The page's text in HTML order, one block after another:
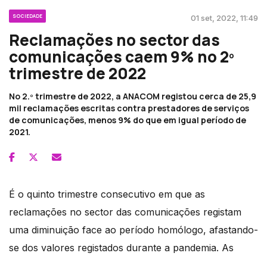
SOCIEDADE 01 set, 2022, 11:49
Reclamações no sector das
comunicações caem 9% no 2º
trimestre de 2022
No 2.º trimestre de 2022, a ANACOM registou cerca de 25,9
mil reclamações escritas contra prestadores de serviços
de comunicações, menos 9% do que em igual período de
2021.
É o quinto trimestre consecutivo em que as
reclamações no sector das comunicações registam
uma diminuição face ao período homólogo, afastando-
se dos valores registados durante a pandemia. As